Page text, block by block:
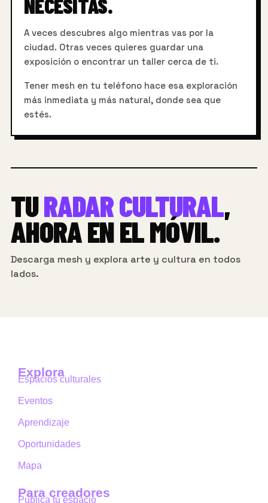
A veces descubres algo mientras vas por la
ciudad. Otras veces quieres guardar una
exposición o encontrar un taller cerca de ti.
Tener mesh en tu teléfono hace esa exploración
más inmediata y más natural, donde sea que
estés.
TURADAR CULTURAL,
AHORA EN EL MÓVIL.
Descarga mesh y explora arte y cultura en todos
lados.
Explora
Espacios culturales
Eventos
Aprendizaje
Oportunidades
Mapa
Para creadores
Publica tu espacio